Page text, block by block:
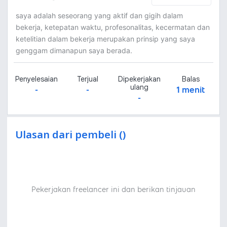
saya adalah seseorang yang aktif dan gigih dalam
bekerja, ketepatan waktu, profesonalitas, kecermatan dan
ketelitian dalam bekerja merupakan prinsip yang saya
genggam dimanapun saya berada.
Penyelesaian
-
Terjual
-
Dipekerjakan
ulang
-
Balas
1 menit
Ulasan dari pembeli ()
Pekerjakan freelancer ini dan berikan tinjauan